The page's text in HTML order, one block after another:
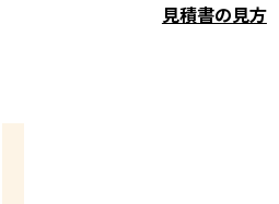
見積書の見方